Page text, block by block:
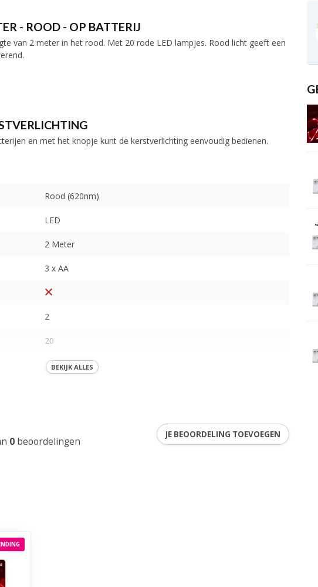
- ROOD - OP BATTERIJ
van 2 meter in het rood. Met 20 rode LED lampjes. Rood licht geeft een
en met het knopje kunt de kerstverlichting eenvoudig bedienen.
Rood (620nm)
LED
2 Meter
3 x AA
2
20
IP40
BEKIJK ALLES
0 beoordelingen
JE BEOORDELING TOEVOEGEN